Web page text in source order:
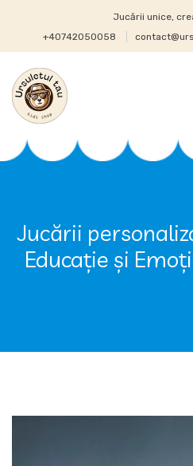
Jucării unice,
+40742050058
Jucării
Educație și